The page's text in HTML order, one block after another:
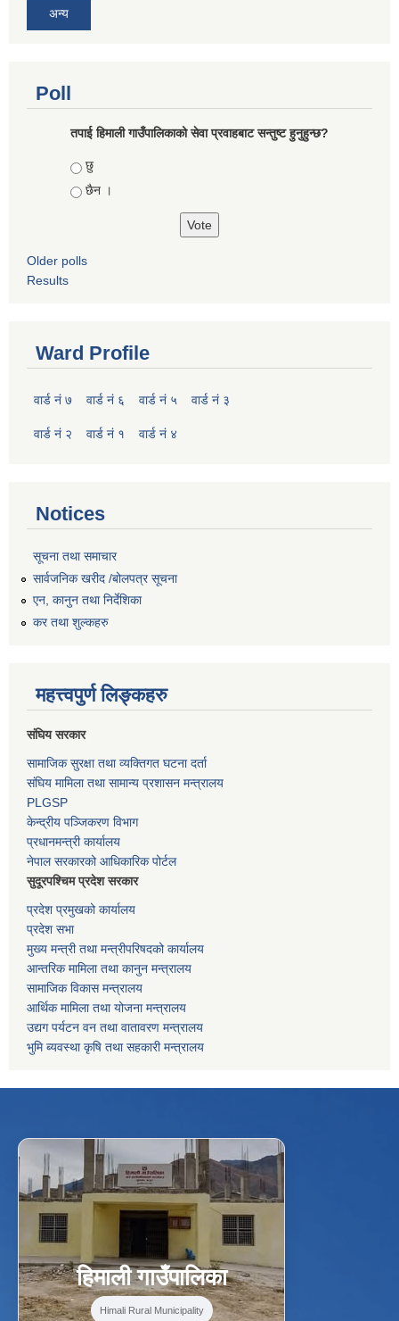
अन्य
Poll
तपाई हिमाली गाउँपालिकाको सेवा प्रवाहबाट सन्तुष्ट हुनुहुन्छ?
Choices
छु
छैन ।
Older polls
Results
Ward Profile
वार्ड नं ७ वार्ड नं ६ वार्ड नं ५ वार्ड नं ३
वार्ड नं २ वार्ड नं १ वार्ड नं ४
Notices
सूचना तथा समाचार
सार्वजनिक खरीद /बोलपत्र सूचना
एन, कानुन तथा निर्देशिका
कर तथा शुल्कहरु
महत्त्वपुर्ण लिङ्कहरु
संघिय सरकार
सामाजिक सुरक्षा तथा व्यक्तिगत घटना दर्ता
संघिय मामिला तथा सामान्य प्रशासन मन्त्रालय
PLGSP
केन्द्रीय पञ्जिकरण विभाग
प्रधानमन्त्री कार्यालय
नेपाल सरकारको आधिकारिक पोर्टल
सुदूरपश्चिम प्रदेश सरकार
प्रदेश प्रमुखको कार्यालय
प्रदेश सभा
मुख्य मन्त्री तथा मन्त्रीपरिषदको कार्यालय
आन्तरिक मामिला तथा कानुन मन्त्रालय
सामाजिक विकास मन्त्रालय
आर्थिक मामिला तथा योजना मन्त्रालय
उद्यग पर्यटन वन तथा वातावरण मन्त्रालय
भुमि ब्यवस्था कृषि तथा सहकारी मन्त्रालय
f Facebook ⋯
हिमाली गाउँपालिका
Himali Rural Municipality